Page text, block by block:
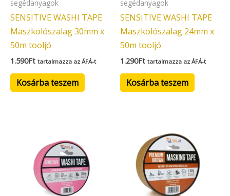
segédanyagok
SENSITIVE WASHI TAPE
Maszkolószalag 30mm x
50m tooljó
1.590Ft tartalmazza az ÁFÁ-t
Kosárba teszem
segédanyagok
SENSITIVE WASHI TAPE
Maszkolószalag 24mm x
50m tooljó
1.290Ft tartalmazza az ÁFÁ-t
Kosárba teszem